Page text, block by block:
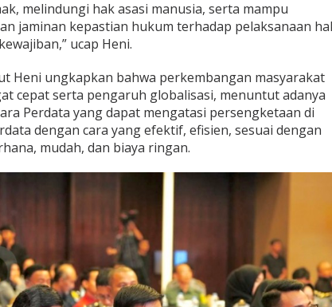
melindungi hak asasi manusia, serta mampu
jaminan kepastian hukum terhadap pelaksanaan
ucap Heni.
Heni ungkapkan bahwa perkembangan masyarakat
cepat serta pengaruh globalisasi, menuntut adanya
Perdata yang dapat mengatasi persengketaan di
dengan cara yang efektif, efisien, sesuai dengan
mudah, dan biaya ringan.